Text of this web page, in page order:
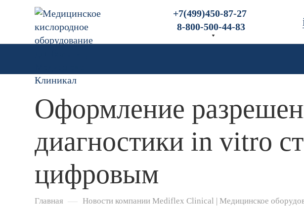
+7(499)450-87-27
8-800-500-44-83
Оформление
диагностики in vitro
цифровым
Главная — Новости компании Mediflex Clinical | Медицинское